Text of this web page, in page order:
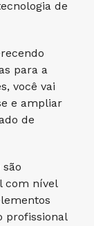
de
para a
você vai
e ampliar
de
são
com nível
profissional